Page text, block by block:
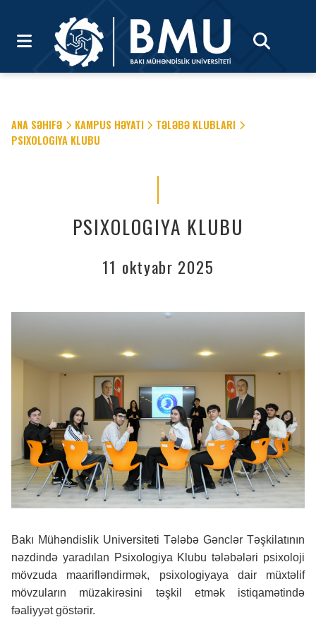
ANA SƏHIFƏ KAMPUS HƏYATI
TƏLƏBƏ KLUBLARI
PSIXOLOGIYA KLUBU
PSIXOLOGIYA KLUBU
11 oktyabr 2025
Bakı Mühəndislik Universiteti Tələbə Gənclər Təşkilatının
nəzdində yaradılan Psixologiya Klubu tələbələri psixoloji
mövzuda maarifləndirmək, psixologiyaya dair müxtəlif
mövzuların müzakirəsini təşkil etmək istiqamətində
fəaliyyət göstərir.